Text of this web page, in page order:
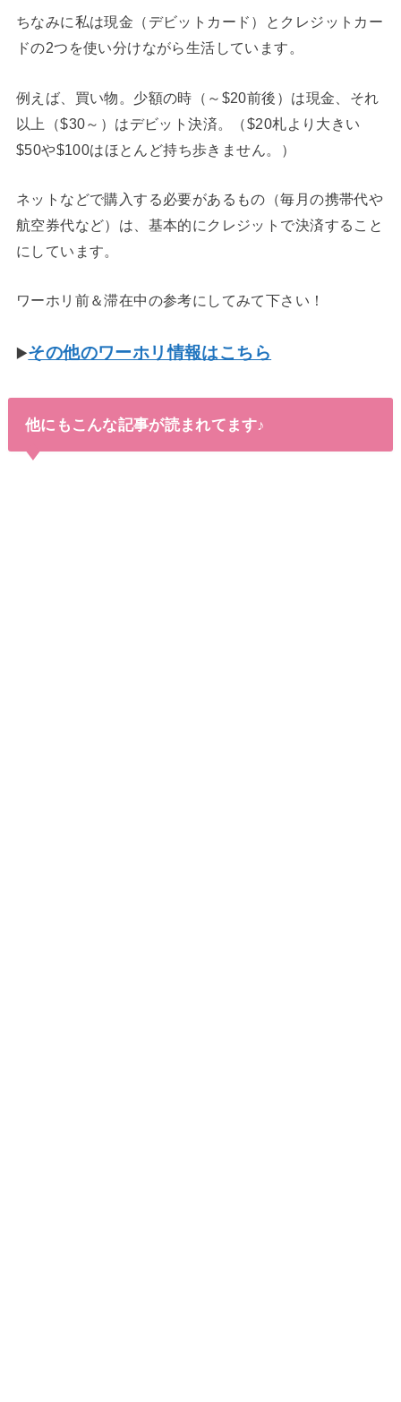
ちなみに私は現金（デビットカード）とクレジットカー
ドの2つを使い分けながら生活しています。
例えば、買い物。少額の時（～$20前後）は現金、それ
以上（$30～）はデビット決済。（$20札より大きい
$50や$100はほとんど持ち歩きません。）
ネットなどで購入する必要があるもの（毎月の携帯代や
航空券代など）は、基本的にクレジットで決済すること
にしています。
ワーホリ前＆滞在中の参考にしてみて下さい！
▶️その他のワーホリ情報はこちら
他にもこんな記事が読まれてます♪